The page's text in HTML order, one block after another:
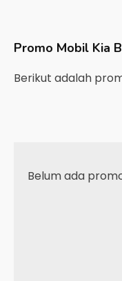
Promo Mobil Kia
Berikut adalah
Belum ada